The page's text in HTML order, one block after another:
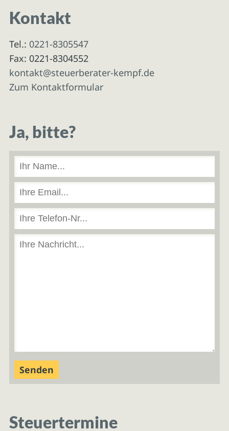
Kontakt
Tel.: 0221-8305547
Fax: 0221-8304552
kontakt@steuerberater-kempf.de
Zum Kontaktformular
Ja, bitte?
Steuertermine